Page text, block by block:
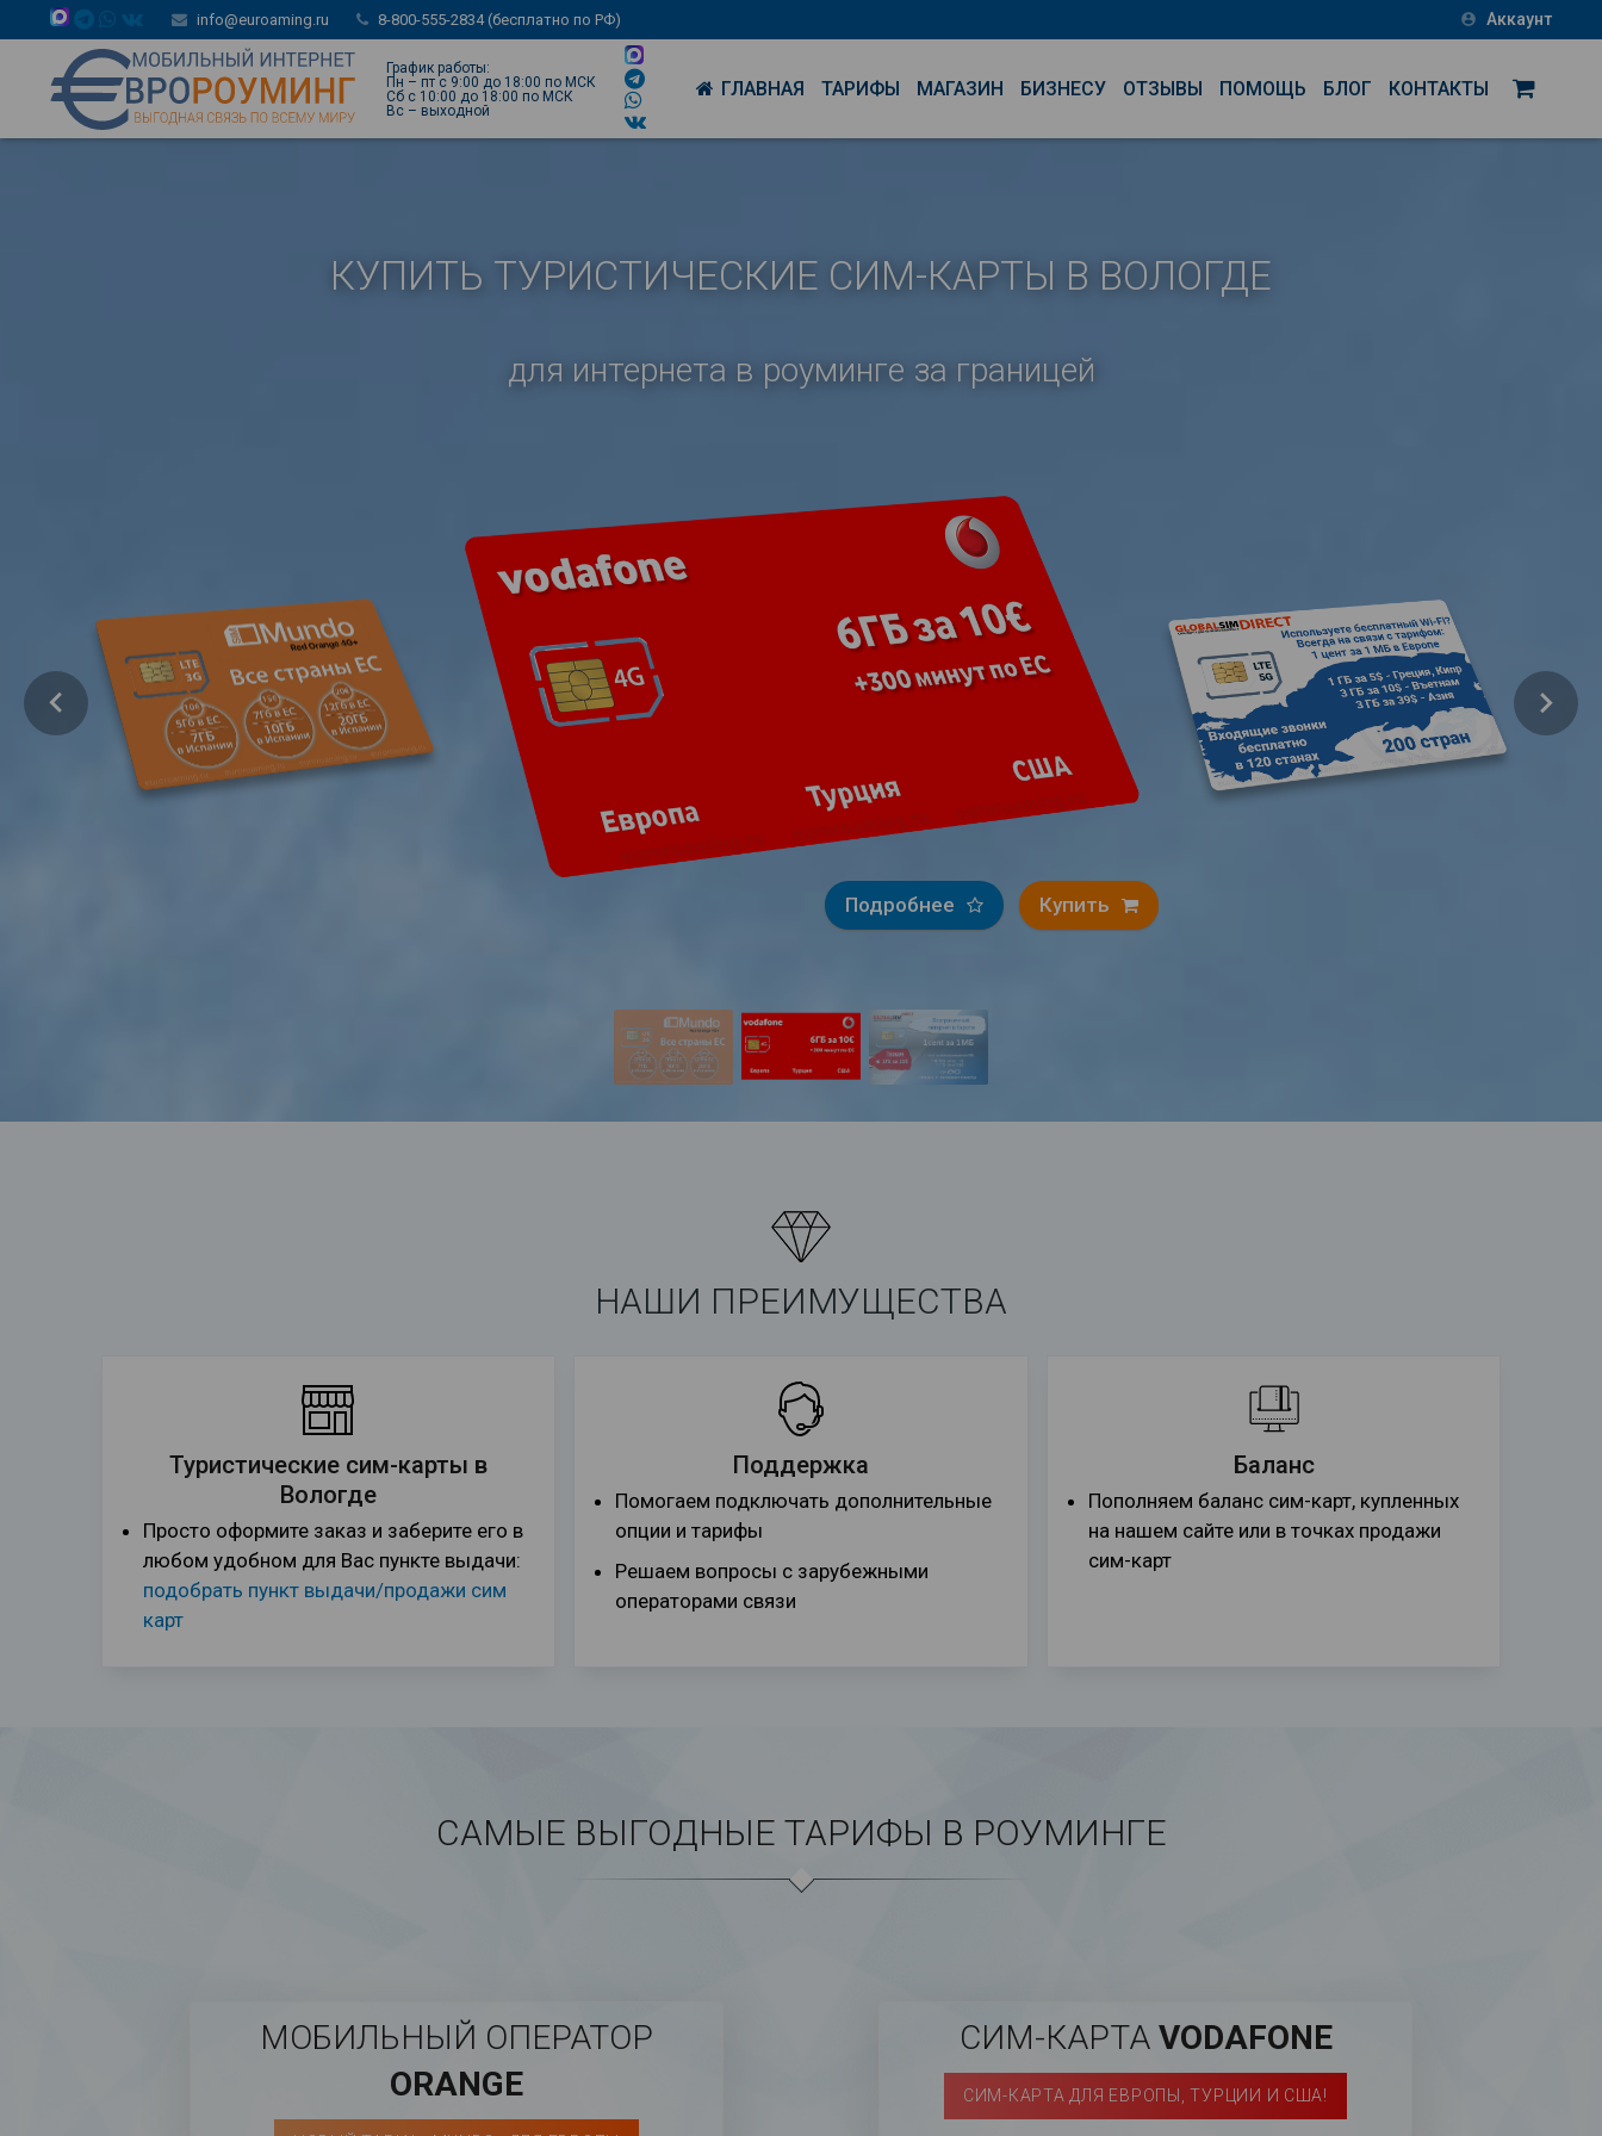
info@euroaming.ru 8-800-555-2834 (бесплатно по РФ) account_circle Аккаунт
График работы:
Пн – пт с 9:00 до 18:00 по МСК
Сб с 10:00 до 18:00 по МСК
Вс – выходной
ГЛАВНАЯ ТАРИФЫ МАГАЗИН БИЗНЕСУ ОТЗЫВЫ ПОМОЩЬ БЛОГ КОНТАКТЫ
КУПИТЬ ТУРИСТИЧЕСКИЕ СИМ-КАРТЫ В ВОЛОГДЕ
для интернета в роуминге за границей
Подробнее Купить
НАШИ ПРЕИМУЩЕСТВА
Туристические сим-карты в
Вологде
Просто оформите заказ и заберите его в
любом удобном для Вас пункте выдачи:
подобрать пункт выдачи/продажи сим
карт
Поддержка
Помогаем подключать дополнительные
опции и тарифы
Решаем вопросы с зарубежными
операторами связи
Баланс
Пополняем баланс сим-карт, купленных
на нашем сайте или в точках продажи
сим-карт
САМЫЕ ВЫГОДНЫЕ ТАРИФЫ В РОУМИНГЕ
МОБИЛЬНЫЙ ОПЕРАТОР
ORANGE
СИМ-КАРТА VODAFONE
СИМ-КАРТА ДЛЯ ЕВРОПЫ, ТУРЦИИ И США!